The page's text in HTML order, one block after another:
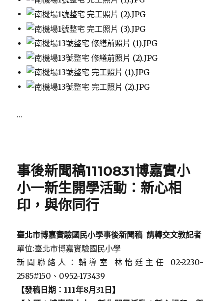
…
事後新聞稿1110831博嘉實小
小一新生開學活動：新心相
印，與你同行
臺北市博嘉實驗國民小學事後新聞稿 請轉交文教記者
單位:臺北市博嘉實驗國民小學
新聞聯絡人：輔導室 林怡廷主任 02-2230-
2585#150、0952-173439
【發稿日期：111年8月31日】